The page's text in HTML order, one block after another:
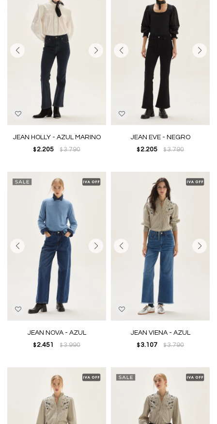
JEAN HOLLY - AZUL MARINO
$ 2.205 $3.790
JEAN EVE - NEGRO
$ 2.205 $3.790
JEAN NOVA - AZUL
$ 2.451 $3.990
JEAN VIENA - AZUL
$ 3.107 $3.790